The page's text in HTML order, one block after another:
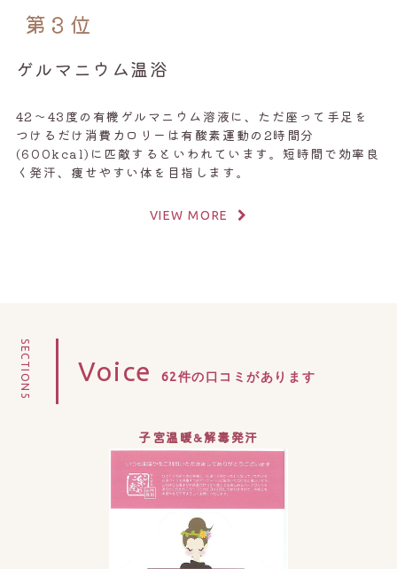
第３位
ゲルマニウム温浴
42～43度の有機ゲルマニウム溶液に、ただ座って手足を
つけるだけ消費カロリーは有酸素運動の2時間分
(600kcal)に匹敵するといわれています。短時間で効率良
く発汗、痩せやすい体を目指します。
VIEW MORE
Voice 62件の口コミがあります
SECTION5
子宮温暖&解毒発汗